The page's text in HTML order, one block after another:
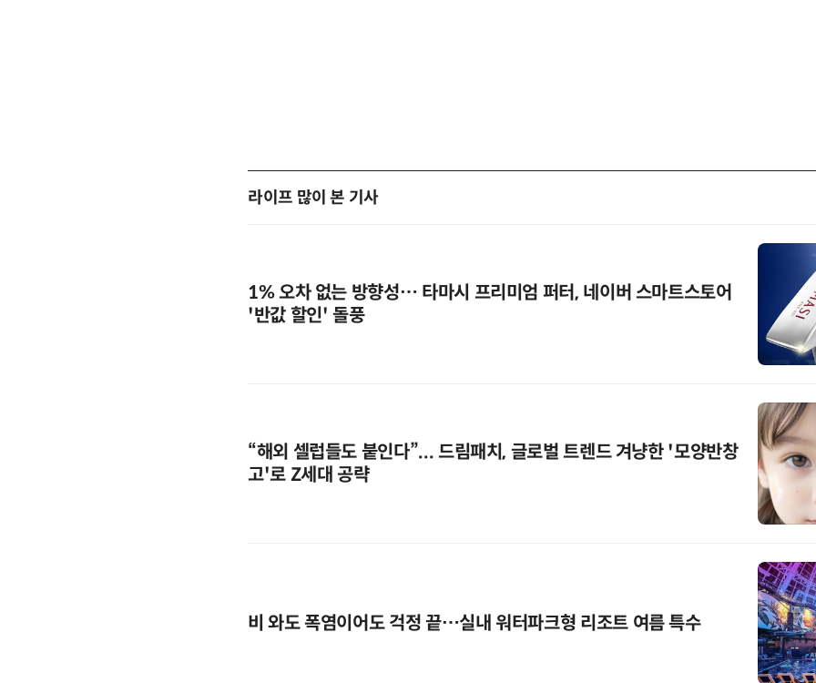
라이프 많이 본 기사
1% 오차 없는 방향성… 타마시 프리미엄 퍼터, 네이버 스마트스토어
'반값 할인' 돌풍
“해외 셀럽들도 붙인다”... 드림패치, 글로벌 트렌드 겨냥한 '모양반창
고'로 Z세대 공략
비 와도 폭염이어도 걱정 끝…실내 워터파크형 리조트 여름 특수